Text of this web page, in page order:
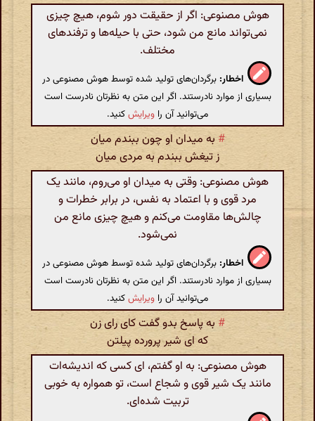
هوش مصنوعی: اگر از حقیقت دور شوم، هیچ چیزی
نمی‌تواند مانع من شود، حتی با حیله‌ها و ترفندهای
مختلف.
اخطار: برگردان‌های تولید شده توسط هوش مصنوعی در
بسیاری از موارد نادرستند. اگر این متن به نظرتان نادرست است
می‌توانید آن را ویرایشکنید.
# به میدان او چون ببندم میان
ز تیغش ببندم به مردی میان
هوش مصنوعی: وقتی به میدان او می‌روم، مانند یک
مرد قوی و با اعتماد به نفس، در برابر خطرات و
چالش‌ها مقاومت می‌کنم و هیچ چیزی مانع من
نمی‌شود.
اخطار: برگردان‌های تولید شده توسط هوش مصنوعی در
بسیاری از موارد نادرستند. اگر این متن به نظرتان نادرست است
می‌توانید آن را ویرایشکنید.
# به پاسخ بدو گفت کای رای زن
که ای شیر پرورده پیلتن
هوش مصنوعی: به او گفتم، ای کسی که اندیشه‌ات
مانند یک شیر قوی و شجاع است، تو همواره به خوبی
تربیت شده‌ای.